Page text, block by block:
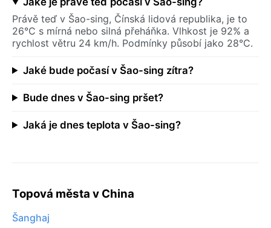
Právě teď v Šao-sing, Čínská lidová republika, je to
26°C s mírná nebo silná přeháňka. Vlhkost je 92% a
rychlost větru 24 km/h. Podmínky působí jako 28°C.
Jaké bude počasí v Šao-sing zítra?
Bude dnes v Šao-sing pršet?
Jaká je dnes teplota v Šao-sing?
Topová města v China
Šanghaj